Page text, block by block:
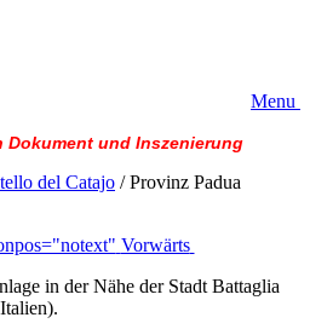
Menu
Dokument und Inszenierung
del Catajo /Provinz Padua
Vorwärts
in der Nähe der Stadt Battaglia